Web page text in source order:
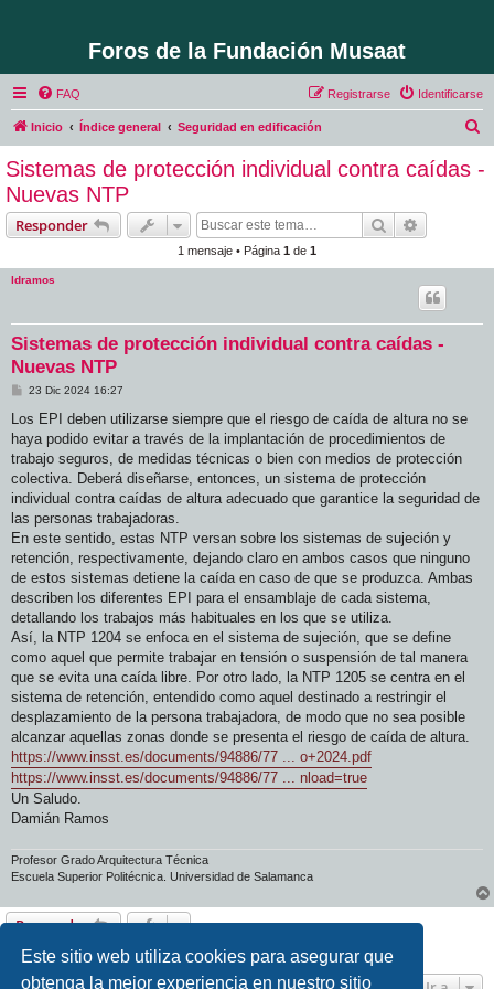
Este sitio web utiliza cookies para asegurar que
obtenga la mejor experiencia en nuestro sitio
Foros de la Fundación Musaat
FAQ Identificarse
Registrarse
Inicio Índice general Seguridad en edificación
Sistemas de protección individual contra caídas -
Nuevas NTP
Responder Buscar
1 mensaje • Página 1 de 1
ldramos
Sistemas de protección individual contra caídas -
Nuevas NTP
M
n
a
j
23 Dic 2024 16:27
Los EPI deben utilizarse siempre que el riesgo de caída de altura no se
haya podido evitar a través de la implantación de procedimientos de
trabajo seguros, de medidas técnicas o bien con medios de protección
colectiva. Deberá diseñarse, entonces, un sistema de protección
individual contra caídas de altura adecuado que garantice la seguridad de
las personas trabajadoras.
En este sentido, estas NTP versan sobre los sistemas de sujeción y
retención, respectivamente, dejando claro en ambos casos que ninguno
de estos sistemas detiene la caída en caso de que se produzca. Ambas
describen los diferentes EPI para el ensamblaje de cada sistema,
detallando los trabajos más habituales en los que se utiliza.
Así, la NTP 1204 se enfoca en el sistema de sujeción, que se define
como aquel que permite trabajar en tensión o suspensión de tal manera
que se evita una caída libre. Por otro lado, la NTP 1205 se centra en el
sistema de retención, entendido como aquel destinado a restringir el
desplazamiento de la persona trabajadora, de modo que no sea posible
alcanzar aquellas zonas donde se presenta el riesgo de caída de altura.
https://www.insst.es/documents/94886/77 ... o+2024.pdf
https://www.insst.es/documents/94886/77 ... nload=true
Un Saludo.
Damián Ramos
Profesor Grado Arquitectura Técnica
Escuela Superior Politécnica. Universidad de Salamanca
Responder
1 mensaje • Página de 1